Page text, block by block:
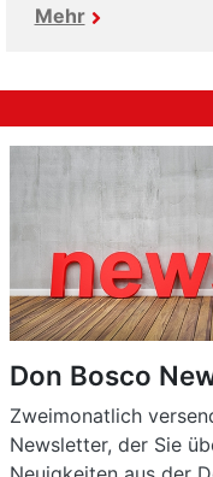
Mehr
Don Bosco
Zweimonatlich
Newsletter, der Sie